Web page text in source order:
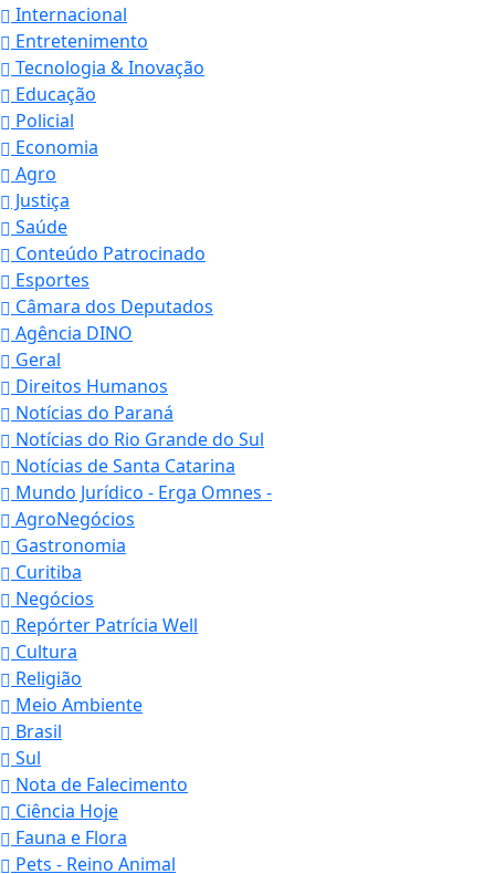
Internacional
Entretenimento
Tecnologia & Inovação
Educação
Policial
Economia
Agro
Justiça
Saúde
Conteúdo Patrocinado
Esportes
Câmara dos Deputados
Agência DINO
Geral
Direitos Humanos
Notícias do Paraná
Notícias do Rio Grande do Sul
Notícias de Santa Catarina
Mundo Jurídico - Erga Omnes -
AgroNegócios
Gastronomia
Curitiba
Negócios
Repórter Patrícia Well
Cultura
Religião
Meio Ambiente
Brasil
Sul
Nota de Falecimento
Ciência Hoje
Fauna e Flora
Pets - Reino Animal